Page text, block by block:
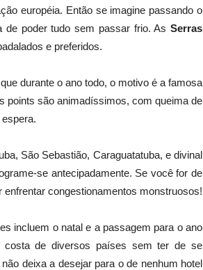
européia. Então se imagine passando o
de poder tudo sem passar frio. As Serras
e preferidos.
durante o ano todo, o motivo é a famosa
points são animadíssimos, com queima de
São Sebastião, Caraguatatuba, e divinal
se antecipadamente. Se você for de
congestionamentos monstruosos!
incluem o natal e a passagem para o ano
de diversos países sem ter de se
deixa a desejar para o de nenhum hotel